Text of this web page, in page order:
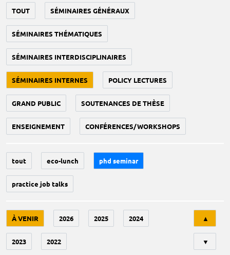
TOUT SÉMINAIRES GÉNÉRAUX
SÉMINAIRES THÉMATIQUES
SÉMINAIRES INTERDISCIPLINAIRES
SÉMINAIRES INTERNES POLICY LECTURES
GRAND PUBLIC SOUTENANCES DE THÈSE
ENSEIGNEMENT CONFÉRENCES/WORKSHOPS
tout eco-lunch phd seminar
practice job talks
À VENIR 2026 2025 2024
2023 2022
▲
▼